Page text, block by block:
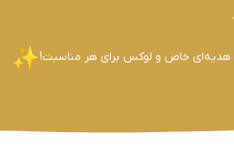
هدیه‌ای خاص و لوکس برای هر مناسبت!